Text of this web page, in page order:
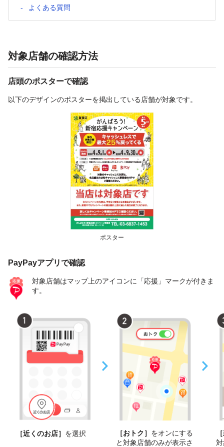
よくある質問
対象店舗の確認方法
店頭のポスターで確認
以下のデザインのポスターを掲出している店舗が対象です。
ポスター
PayPayアプリで確認
対象店舗はマップ上のアイコンに「応援」マークが付きま
す。
［近くのお店］ を選択 ［おトク］ をオンにする
と対象店舗のみが表示さ